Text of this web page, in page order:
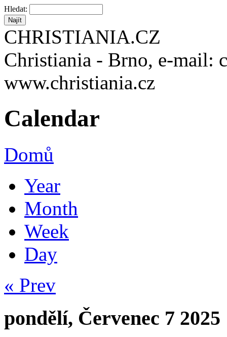
Hledat:
CHRISTIANIA.CZ
Christiania - Brno, e-mail:
www.christiania.cz
Calendar
Domů
Year
Month
Week
Day
« Prev
pondělí, Červenec 7 2025